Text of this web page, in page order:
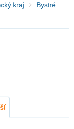
kraj
Bystré